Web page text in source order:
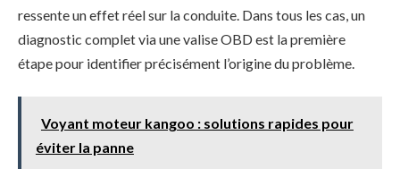
ressente un effet réel sur la conduite. Dans tous les cas, un
diagnostic complet via une valise OBD est la première
étape pour identifier précisément l’origine du problème.
Voyant moteur kangoo : solutions rapides pour
éviter la panne